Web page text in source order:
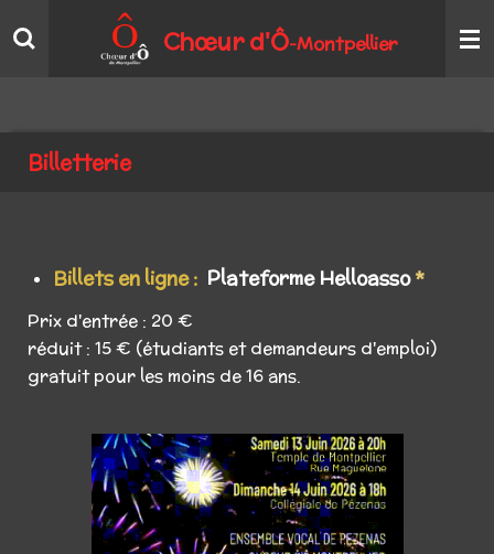
Passer
au
contenu
Chœur d'Ô-Montpellier
Billetterie
Billets en ligne : Plateforme Helloasso *
Prix d'entrée : 20 €
réduit : 15 € (étudiants et demandeurs d'emploi)
gratuit pour les moins de 16 ans.